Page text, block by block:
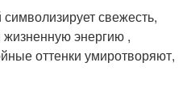
свежесть,
жизненную энергию ,
оттенки умиротворяют,